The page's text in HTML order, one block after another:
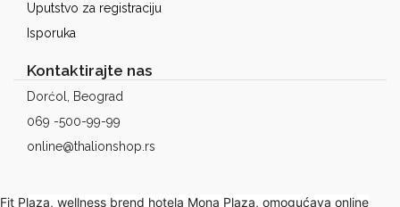
Uputstvo za registraciju
Isporuka
Kontaktirajte nas
Dorćol, Beograd
069 -500-99-99
online@thalionshop.rs
Fit Plaza, wellness brend hotela Mona Plaza, omogućava online